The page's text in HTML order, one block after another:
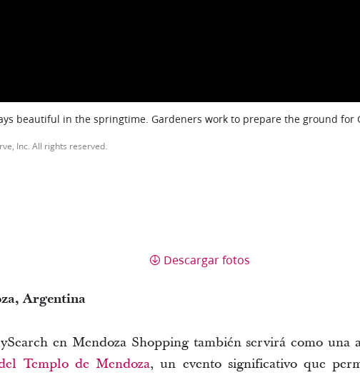
beautiful in the springtime. Gardeners work to prepare the ground for
Inc. All rights reserved.
Descargar fotos
Argentina
Templo de Mendoza, un evento significativo que